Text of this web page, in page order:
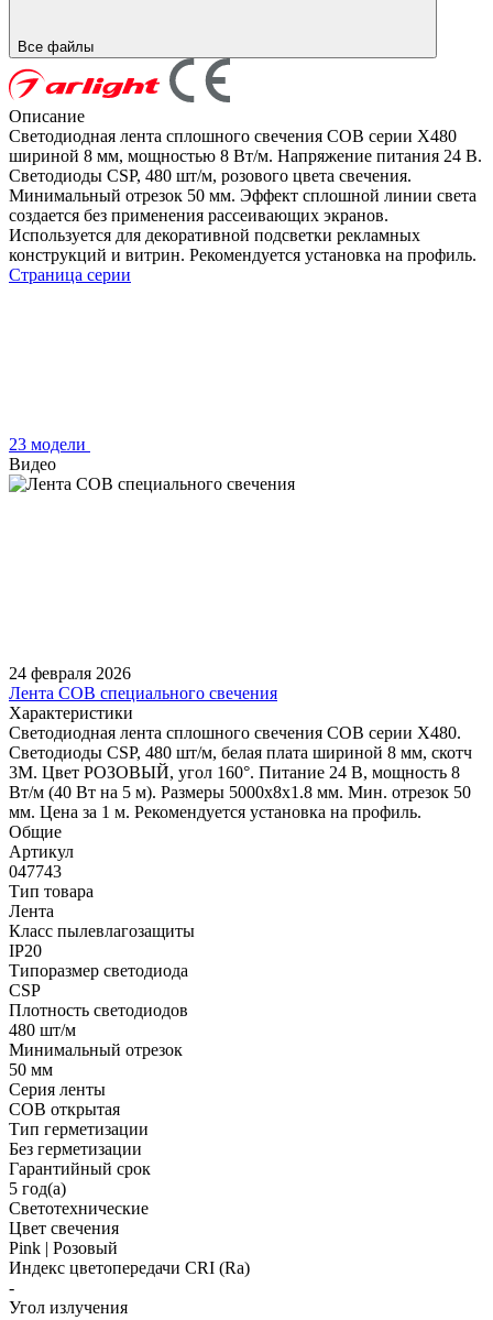
Все файлы
Описание
Светодиодная лента сплошного свечения COB серии X480
шириной 8 мм, мощностью 8 Вт/м. Напряжение питания 24 В.
Светодиоды CSP, 480 шт/м, розового цвета свечения.
Минимальный отрезок 50 мм. Эффект сплошной линии света
создается без применения рассеивающих экранов.
Используется для декоративной подсветки рекламных
конструкций и витрин. Рекомендуется установка на профиль.
Страница серии
23 модели
Видео
24 февраля 2026
Лента COB специального свечения
Характеристики
Светодиодная лента сплошного свечения COB серии X480.
Светодиоды CSP, 480 шт/м, белая плата шириной 8 мм, скотч
3M. Цвет РОЗОВЫЙ, угол 160°. Питание 24 В, мощность 8
Вт/м (40 Вт на 5 м). Размеры 5000х8х1.8 мм. Мин. отрезок 50
мм. Цена за 1 м. Рекомендуется установка на профиль.
Общие
Артикул
047743
Тип товара
Лента
Класс пылевлагозащиты
IP20
Типоразмер светодиода
CSP
Плотность светодиодов
480 шт/м
Минимальный отрезок
50 мм
Серия ленты
COB открытая
Тип герметизации
Без герметизации
Гарантийный срок
5 год(а)
Светотехнические
Цвет свечения
Pink | Розовый
Индекс цветопередачи CRI (Ra)
-
Угол излучения